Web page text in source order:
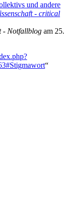
und andere
- critical
- Notfallblog am 25.
“